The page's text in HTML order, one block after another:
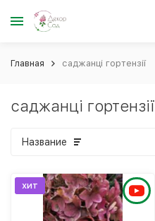
Главная саджанці гортензії
саджанці гортензії
Название
хит